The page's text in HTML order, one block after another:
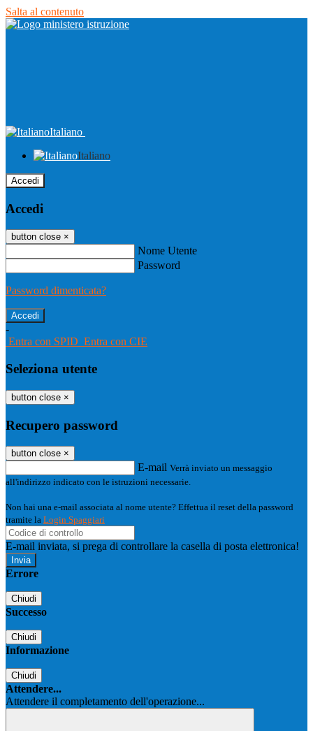
Salta al contenuto
Italiano
Italiano
Accedi
Accedi
button close ×
Nome Utente
Password
Password dimenticata?
-
Entra con SPID Entra con CIE
Seleziona utente
button close ×
Recupero password
button close ×
E-mail Verrà inviato un messaggio
all'indirizzo indicato con le istruzioni necessarie.
Non hai una e-mail associata al nome utente? Effettua il reset della password
tramite la Login Spaggiari
E-mail inviata, si prega di controllare la casella di posta elettronica!
Errore
Chiudi
Successo
Chiudi
Informazione
Chiudi
Attendere...
Attendere il completamento dell'operazione...